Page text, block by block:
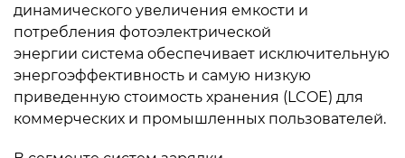
динамического увеличения емкости и
потребления фотоэлектрической
энергии система обеспечивает исключительную
энергоэффективность и самую низкую
приведенную стоимость хранения (LCOE) для
коммерческих и промышленных пользователей.